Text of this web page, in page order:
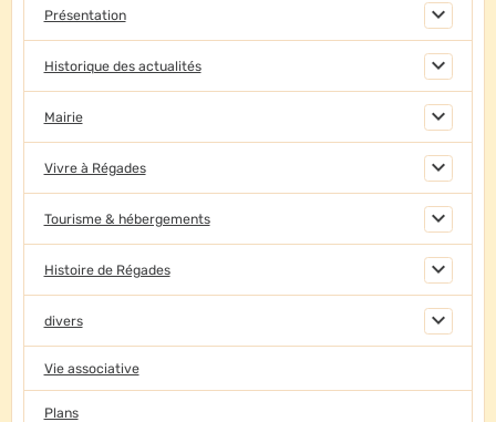
Présentation
Historique des actualités
Mairie
Vivre à Régades
Tourisme & hébergements
Histoire de Régades
divers
Vie associative
Plans